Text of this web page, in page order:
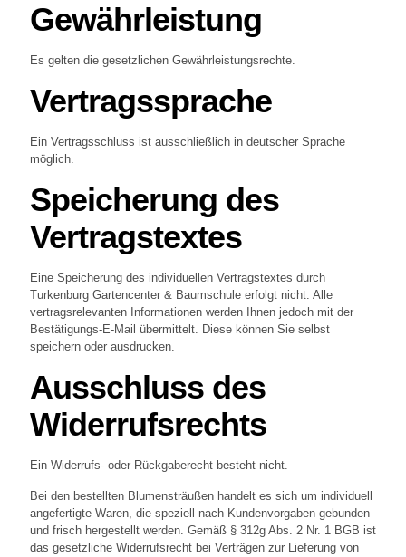
Gewährleistung
Es gelten die gesetzlichen Gewährleistungsrechte.
Vertragssprache
Ein Vertragsschluss ist ausschließlich in deutscher Sprache
möglich.
Speicherung des
Vertragstextes
Eine Speicherung des individuellen Vertragstextes durch
Turkenburg Gartencenter & Baumschule erfolgt nicht. Alle
vertragsrelevanten Informationen werden Ihnen jedoch mit der
Bestätigungs-E-Mail übermittelt. Diese können Sie selbst
speichern oder ausdrucken.
Ausschluss des
Widerrufsrechts
Ein Widerrufs- oder Rückgaberecht besteht nicht.
Bei den bestellten Blumensträußen handelt es sich um individuell
angefertigte Waren, die speziell nach Kundenvorgaben gebunden
und frisch hergestellt werden. Gemäß § 312g Abs. 2 Nr. 1 BGB ist
das gesetzliche Widerrufsrecht bei Verträgen zur Lieferung von